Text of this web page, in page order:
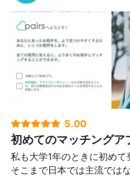
5.00
初めてのマッチングア
私も大学1年のときに初め
そこまで日本では主流では